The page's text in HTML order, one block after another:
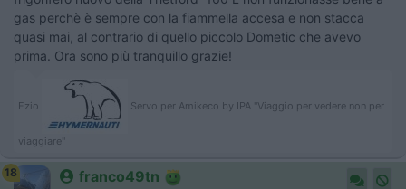
gas perchè è sempre con la fiammella accesa e non stacca
quasi mai, al contrario di quello piccolo Dometic che avevo
prima. Ora sono più tranquillo grazie!
Ezio Servo per Amikeco by IPA "Viaggio per vedere non per
viaggiare"
18 franco49tn